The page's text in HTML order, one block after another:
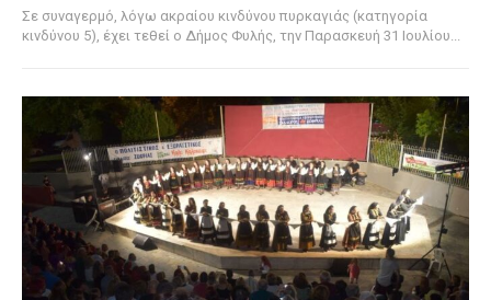
Σε συναγερμό, λόγω ακραίου κινδύνου πυρκαγιάς (κατηγορία
κινδύνου 5), έχει τεθεί ο Δήμος Φυλής, την Παρασκευή 31 Ιουλίου...